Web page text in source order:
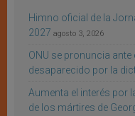
Himno oficial de la
2027 agosto 3, 2026
ONU se pronuncia
desaparecido por la
Aumenta el interés por
de los mártires de